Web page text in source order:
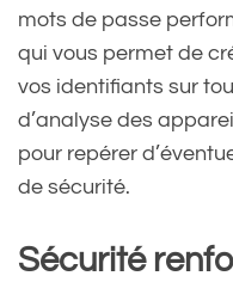
mots de passe
qui vous permet de
vos identifiants sur
d’analyse des
pour repérer
de sécurité.
Sécurité